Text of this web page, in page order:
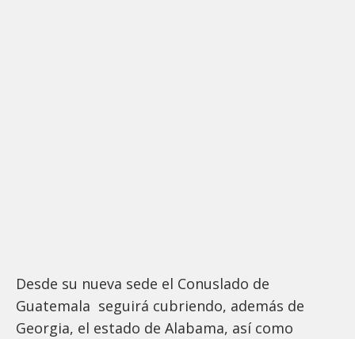
Desde su nueva sede el Conuslado de
Guatemala seguirá cubriendo, además de
Georgia, el estado de Alabama, así como